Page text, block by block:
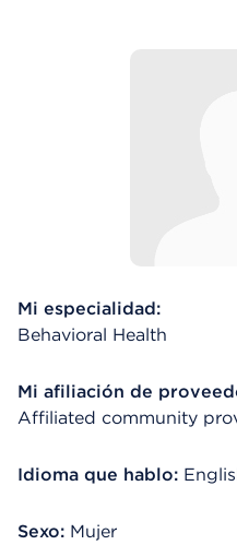
Mi especialidad:
Behavioral Health
Mi afiliación de
Affiliated community
Idioma que hablo:
Sexo: Mujer